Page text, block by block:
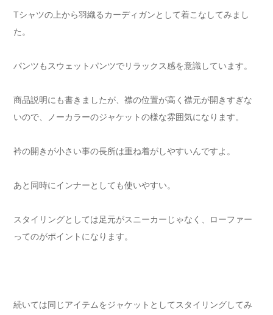
Tシャツの上から羽織るカーディガンとして着こなしてみまし
た。
パンツもスウェットパンツでリラックス感を意識しています。
商品説明にも書きましたが、襟の位置が高く襟元が開きすぎな
いので、ノーカラーのジャケットの様な雰囲気になります。
衿の開きが小さい事の長所は重ね着がしやすいんですよ。
あと同時にインナーとしても使いやすい。
スタイリングとしては足元がスニーカーじゃなく、ローファー
ってのがポイントになります。
続いては同じアイテムをジャケットとしてスタイリングしてみ